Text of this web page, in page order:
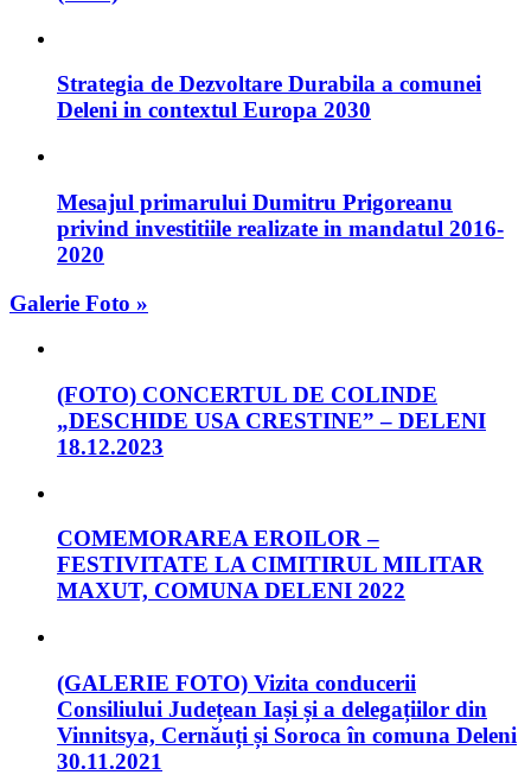
Strategia de Dezvoltare Durabila a comunei
Deleni in contextul Europa 2030
Mesajul primarului Dumitru Prigoreanu
privind investitiile realizate in mandatul 2016-
2020
Galerie Foto »
(FOTO) CONCERTUL DE COLINDE
„DESCHIDE USA CRESTINE” – DELENI
18.12.2023
COMEMORAREA EROILOR –
FESTIVITATE LA CIMITIRUL MILITAR
MAXUT, COMUNA DELENI 2022
(GALERIE FOTO) Vizita conducerii
Consiliului Județean Iași și a delegațiilor din
Vinnitsya, Cernăuți și Soroca în comuna Deleni
30.11.2021